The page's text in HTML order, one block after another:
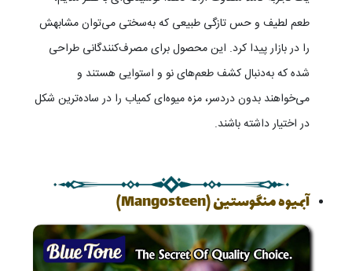
طعم لطیف و حس تازگی طبیعی که به‌سختی می‌توان مشابهش
را در بازار پیدا کرد. این محصول برای مصرف‌کنندگانی طراحی
شده که به‌دنبال کشف طعم‌های نو و استوایی هستند و
می‌خواهند بدون دردسر، مزه میوه‌ای کمیاب را در ساده‌ترین شکل
در اختیار داشته باشند.
آبمیوه منگوستین (Mangosteen)